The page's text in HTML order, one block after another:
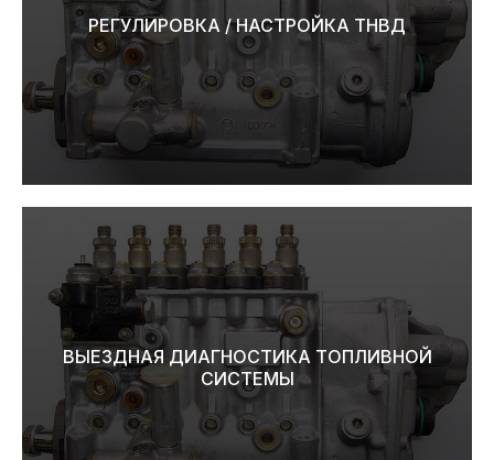
РЕГУЛИРОВКА / НАСТРОЙКА ТНВД
ВЫЕЗДНАЯ ДИАГНОСТИКА ТОПЛИВНОЙ
СИСТЕМЫ